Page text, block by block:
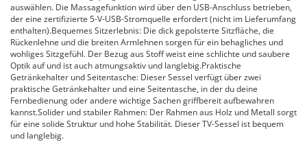
auswählen. Die Massagefunktion wird über den USB-Anschluss betrieben,
der eine zertifizierte 5-V-USB-Stromquelle erfordert (nicht im Lieferumfang
enthalten).Bequemes Sitzerlebnis: Die dick gepolsterte Sitzfläche, die
Rückenlehne und die breiten Armlehnen sorgen für ein behagliches und
wohliges Sitzgefühl. Der Bezug aus Stoff weist eine schlichte und saubere
Optik auf und ist auch atmungsaktiv und langlebig.Praktische
Getränkehalter und Seitentasche: Dieser Sessel verfügt über zwei
praktische Getränkehalter und eine Seitentasche, in der du deine
Fernbedienung oder andere wichtige Sachen griffbereit aufbewahren
kannst.Solider und stabiler Rahmen: Der Rahmen aus Holz und Metall sorgt
für eine solide Struktur und hohe Stabilität. Dieser TV-Sessel ist bequem
und langlebig.